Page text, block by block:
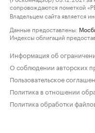
сопровождаются пометкой
Владельцем сайта является
Данные предоставлены:
Индексы облигаций
Информация об
О соблюдении авторских
Пользовательское
Политика в отношении
Политика обработки